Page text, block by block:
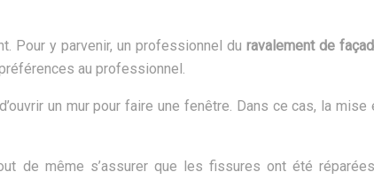
Pour y parvenir, un professionnel duravalement de
au professionnel.
un mur pour faire une fenêtre. Dans ce cas, la
de même s’assurer que les fissures ont été